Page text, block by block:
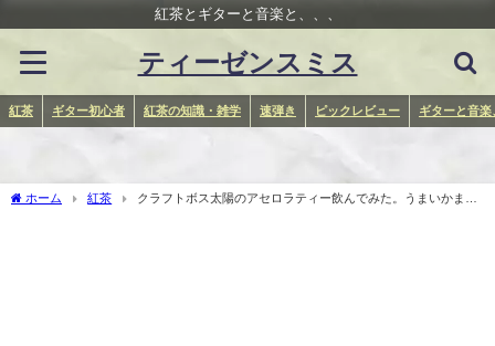
紅茶とギターと音楽と、、、
ティーゼンスミス
紅茶 ギター初心者 紅茶の知識・雑学 速弾き ピックレビュー ギターと音楽
ホーム 紅茶
クラフトボス太陽のアセロラティー飲んでみた。うまいかまず